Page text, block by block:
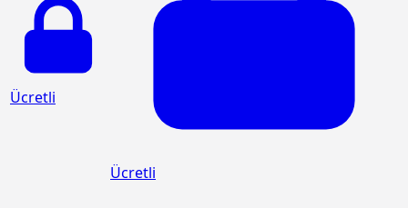
Ücretli
Ücretli